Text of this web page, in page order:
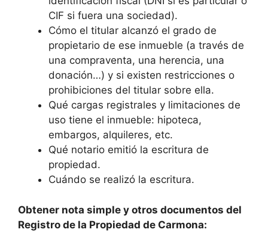
CIF si fuera una sociedad).
Cómo el titular alcanzó el grado de
propietario de ese inmueble (a través de
una compraventa, una herencia, una
donación…) y si existen restricciones o
prohibiciones del titular sobre ella.
Qué cargas registrales y limitaciones de
uso tiene el inmueble: hipoteca,
embargos, alquileres, etc.
Qué notario emitió la escritura de
propiedad.
Cuándo se realizó la escritura.
Obtener nota simple y otros documentos del
Registro de la Propiedad de Carmona: